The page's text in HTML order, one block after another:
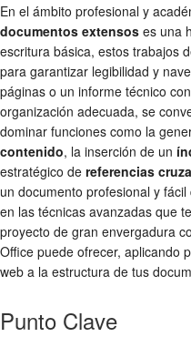
En el ámbito profesional y
documentos extensos es una
escritura básica, estos trabajos
para garantizar legibilidad y
páginas o un informe técnico
organización adecuada, se
dominar funciones como la
contenido, la inserción de un
estratégico de referencias
un documento profesional y
en las técnicas avanzadas que
proyecto de gran envergadura
Office puede ofrecer, aplicando
web a la estructura de tus
Punto Clave